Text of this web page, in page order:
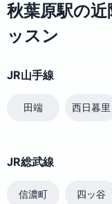
秋葉原駅の
ッスン
JR山手線
田端 西日暮里
JR総武線
信濃町 四ッ谷